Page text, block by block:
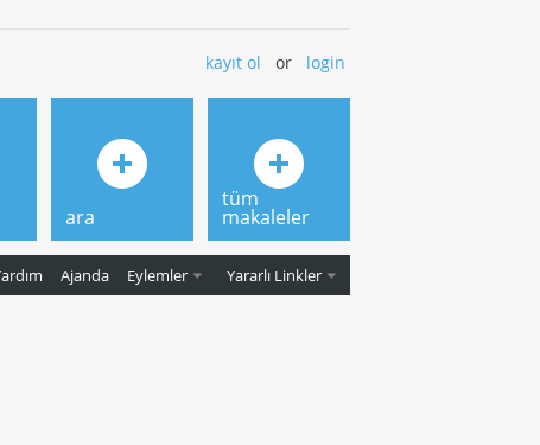
kayıt ol or login
Ajanda Eylemler Yararlı Linkler
ara
tüm
makaleler